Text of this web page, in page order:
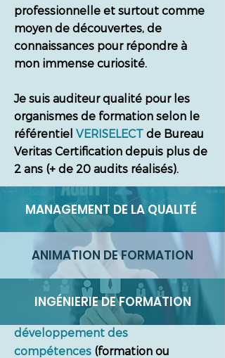
professionnelle et surtout comme
moyen de découvertes, de
connaissances pour répondre à
mon immense curiosité.
Je suis auditeur qualité pour les
organismes de formation selon le
référentiel VERISELECT de Bureau
Veritas Certification depuis plus de
2 ans (+ de 20 audits réalisés).
J'accompagne aussi les OF dans
leur mise en conformité qualité
pour préparer avec eux le
référencement Datadocket/oula
nouvelle certification qualité
QUALIOPI (RNQ) des organismes
concourantsau
développement des
compétences (formation ou
MANAGEMENT DE LA QUALITÉ
ANIMATION DE FORMATION
INGÉNIERIE DE FORMATION